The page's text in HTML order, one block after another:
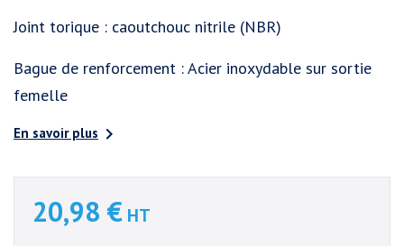
Joint torique : caoutchouc nitrile (NBR)
Bague de renforcement : Acier inoxydable sur sortie
femelle
En savoir plus 
20,98 € HT